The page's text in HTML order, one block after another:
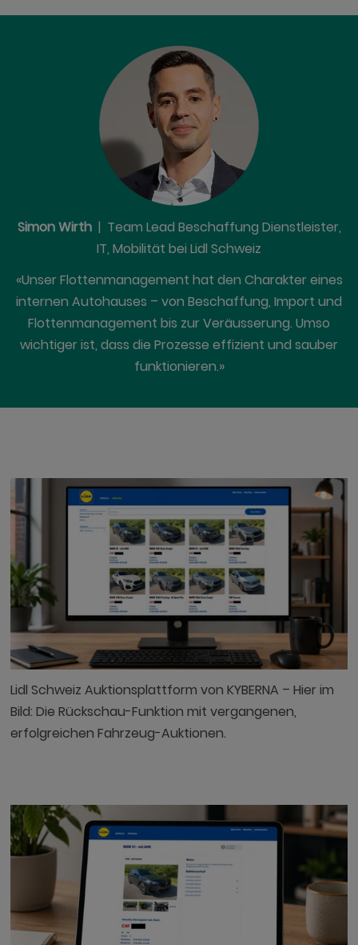
Simon Wirth | Team Lead Beschaffung Dienstleister,
IT, Mobilität bei Lidl Schweiz
«Unser Flottenmanagement hat den Charakter eines
internen Autohauses – von Beschaffung, Import und
Flottenmanagement bis zur Veräusserung. Umso
wichtiger ist, dass die Prozesse effizient und sauber
funktionieren.»
Lidl Schweiz Auktionsplattform von KYBERNA – Hier im
Bild: Die Rückschau-Funktion mit vergangenen,
erfolgreichen Fahrzeug-Auktionen.